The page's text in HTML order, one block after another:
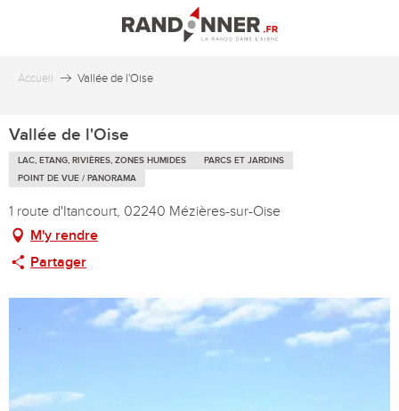
principal
Accueil Vallée de l'Oise
Vallée de l'Oise
LAC, ETANG, RIVIÈRES, ZONES HUMIDES
PARCS ET JARDINS
POINT DE VUE / PANORAMA
1 route d'Itancourt, 02240 Mézières-sur-Oise
M'y rendre
Partager